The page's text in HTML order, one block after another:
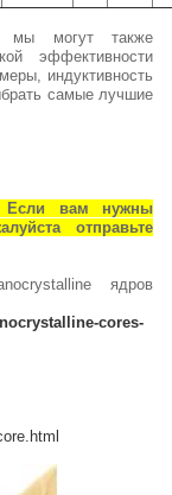
мы могут также
эффективности
индуктивность
самые лучшие
Если вам нужны
отправьте
ядров
cores-